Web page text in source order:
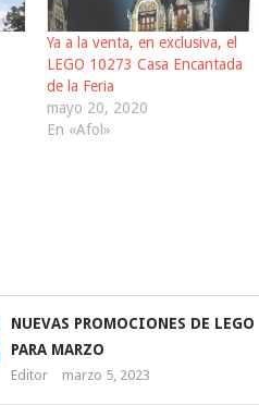
Ya a la venta, en exclusiva, el
LEGO 10273 Casa Encantada
de la Feria
mayo 20, 2020
En «Afol»
NUEVAS PROMOCIONES DE LEGO
PARA MARZO
Editor marzo 5, 2023